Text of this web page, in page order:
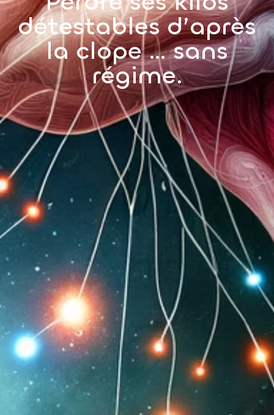
détestables d’après
la clope … sans
régime.